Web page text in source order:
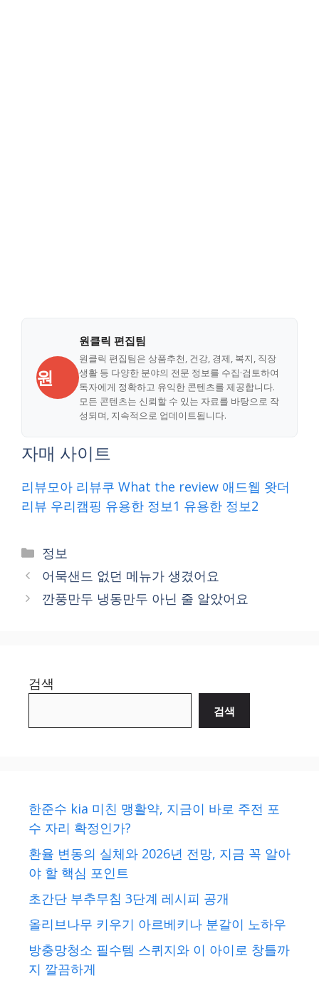
원
원클릭 편집팀
원클릭 편집팀은 상품추천, 건강, 경제, 복지, 직장
생활 등 다양한 분야의 전문 정보를 수집·검토하여
독자에게 정확하고 유익한 콘텐츠를 제공합니다.
모든 콘텐츠는 신뢰할 수 있는 자료를 바탕으로 작
성되며, 지속적으로 업데이트됩니다.
자매 사이트
리뷰모아 리뷰쿠 What the review 애드웹 왓더
리뷰 우리캠핑 유용한 정보1 유용한 정보2
Categories
정보
어묵샌드 없던 메뉴가 생겼어요
깐풍만두 냉동만두 아닌 줄 알았어요
검색
검색
한준수 kia 미친 맹활약, 지금이 바로 주전 포
수 자리 확정인가?
환율 변동의 실체와 2026년 전망, 지금 꼭 알아
야 할 핵심 포인트
초간단 부추무침 3단계 레시피 공개
올리브나무 키우기 아르베키나 분갈이 노하우
방충망청소 필수템 스퀴지와 이 아이로 창틀까
지 깔끔하게